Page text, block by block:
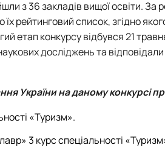
з 36 закладів вищої освіти.
рейтинговий список, згідно
етап конкурсу відбувся 21
досліджень та
Українина даному конкурсі
«Туризм».
3 курс спеціальності